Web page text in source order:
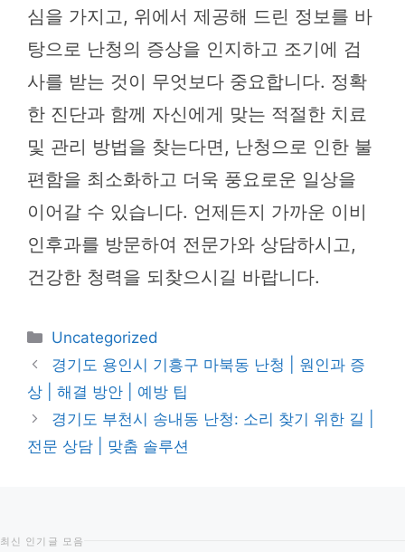
심을 가지고, 위에서 제공해 드린 정보를 바
탕으로 난청의 증상을 인지하고 조기에 검
사를 받는 것이 무엇보다 중요합니다. 정확
한 진단과 함께 자신에게 맞는 적절한 치료
및 관리 방법을 찾는다면, 난청으로 인한 불
편함을 최소화하고 더욱 풍요로운 일상을
이어갈 수 있습니다. 언제든지 가까운 이비
인후과를 방문하여 전문가와 상담하시고,
건강한 청력을 되찾으시길 바랍니다.
카
테
고
리
Uncategorized
경기도 용인시 기흥구 마북동 난청 | 원인과 증
상 | 해결 방안 | 예방 팁
경기도 부천시 송내동 난청: 소리 찾기 위한 길 |
전문 상담 | 맞춤 솔루션
최신 인기글 모음